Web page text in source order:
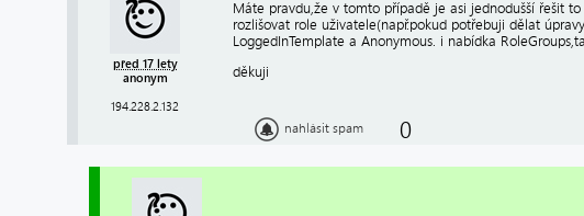
před 17 lety
anonym
194.228.2.132
Máte pravdu,že v tomto případě je asi jednodušší řešit
rozlišovat role uživatele(např.pokud potřebuji dělat
LoggedInTemplate a Anonymous. i nabídka
děkuji
nahlásit spam 0